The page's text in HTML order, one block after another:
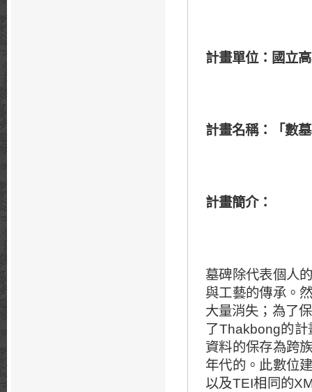
計畫單位：國立
計畫名稱：「數
計畫簡介：
墓碑除代表個人
與工藝的傳承。
大量消失；為了
了Thakbong的計
資料的保存為跨
年代的。此數位
以及TEI相同的